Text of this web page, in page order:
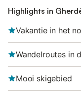
Highlights in
Vakantie in het
Wandelroutes in
Mooi skigebied